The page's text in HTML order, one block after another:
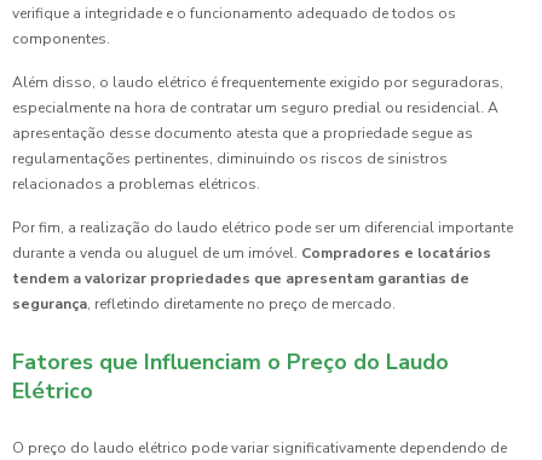
verifique a integridade e o funcionamento adequado de todos os
componentes.
Além disso, o laudo elétrico é frequentemente exigido por seguradoras,
especialmente na hora de contratar um seguro predial ou residencial. A
apresentação desse documento atesta que a propriedade segue as
regulamentações pertinentes, diminuindo os riscos de sinistros
relacionados a problemas elétricos.
Por fim, a realização do laudo elétrico pode ser um diferencial importante
durante a venda ou aluguel de um imóvel. Compradores e locatários
tendem a valorizar propriedades que apresentam garantias de
segurança, refletindo diretamente no preço de mercado.
Fatores que Influenciam o Preço do Laudo
Elétrico
O preço do laudo elétrico pode variar significativamente dependendo de